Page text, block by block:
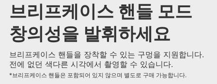
브리프케이스 핸들 모드
창의성을 발휘하세요
브리프케이스 핸들을 장착할 수 있는 구멍을 지원합니다.
전에 없던 색다른 시각에서 촬영할 수 있습니다.
*브리프케이스 핸들은 포함되어 있지 않으며 별도로 구매 가능합니다.